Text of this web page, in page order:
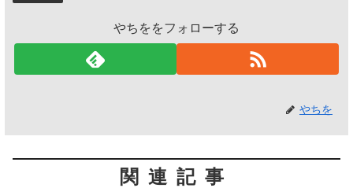
やちををフォローする
やちを
関連記事